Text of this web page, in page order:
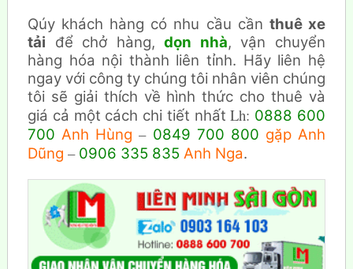
Qúy khách hàng có nhu cầu cần thuê xe
tải để chở hàng,dọn nhà, vận chuyển
hàng hóa nội thành liên tỉnh. Hãy liên hệ
ngay với công ty chúng tôi nhân viên chúng
tôi sẽ giải thích về hình thức cho thuê và
giá cả một cách chi tiết nhấtLh: 0888 600
700 Anh Hùng – 0849 700 800 gặp Anh
Dũng – 0906 335 835 Anh Nga.